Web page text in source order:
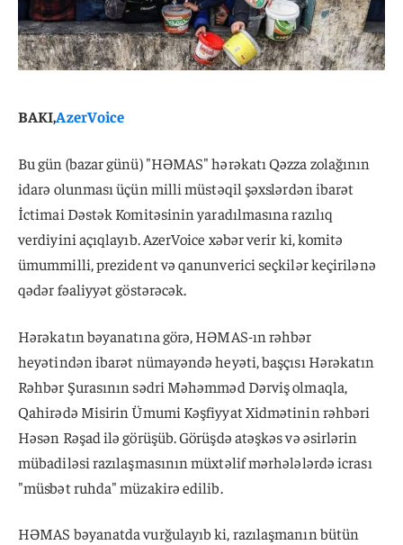
BAKI,AzerVoice
Bu gün (bazar günü) "HƏMAS" hərəkatı Qəzza zolağının
idarə olunması üçün milli müstəqil şəxslərdən ibarət
İctimai Dəstək Komitəsinin yaradılmasına razılıq
verdiyini açıqlayıb. AzerVoice xəbər verir ki, komitə
ümummilli, prezident və qanunverici seçkilər keçirilənə
qədər fəaliyyət göstərəcək.
Hərəkatın bəyanatına görə, HƏMAS-ın rəhbər
heyətindən ibarət nümayəndə heyəti, başçısı Hərəkatın
Rəhbər Şurasının sədri Məhəmməd Dərviş olmaqla,
Qahirədə Misirin Ümumi Kəşfiyyat Xidmətinin rəhbəri
Həsən Rəşad ilə görüşüb. Görüşdə atəşkəs və əsirlərin
mübadiləsi razılaşmasının müxtəlif mərhələlərdə icrası
"müsbət ruhda" müzakirə edilib.
HƏMAS bəyanatda vurğulayıb ki, razılaşmanın bütün